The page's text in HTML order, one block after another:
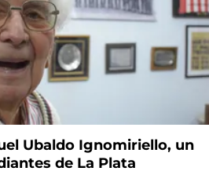
Ubaldo Ignomiriello, un
de La Plata